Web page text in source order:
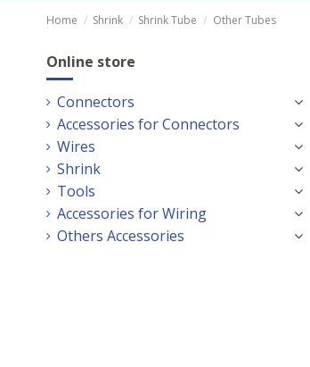
Home Shrink Shrink Tube Other Tubes
Online store
Connectors
Accessories for Connectors
Wires
Shrink
Tools
Accessories for Wiring
Others Accessories